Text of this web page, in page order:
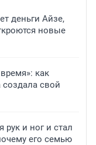
деньги Айзе,
новые
как
создала свой
рук и ног и стал
его семью